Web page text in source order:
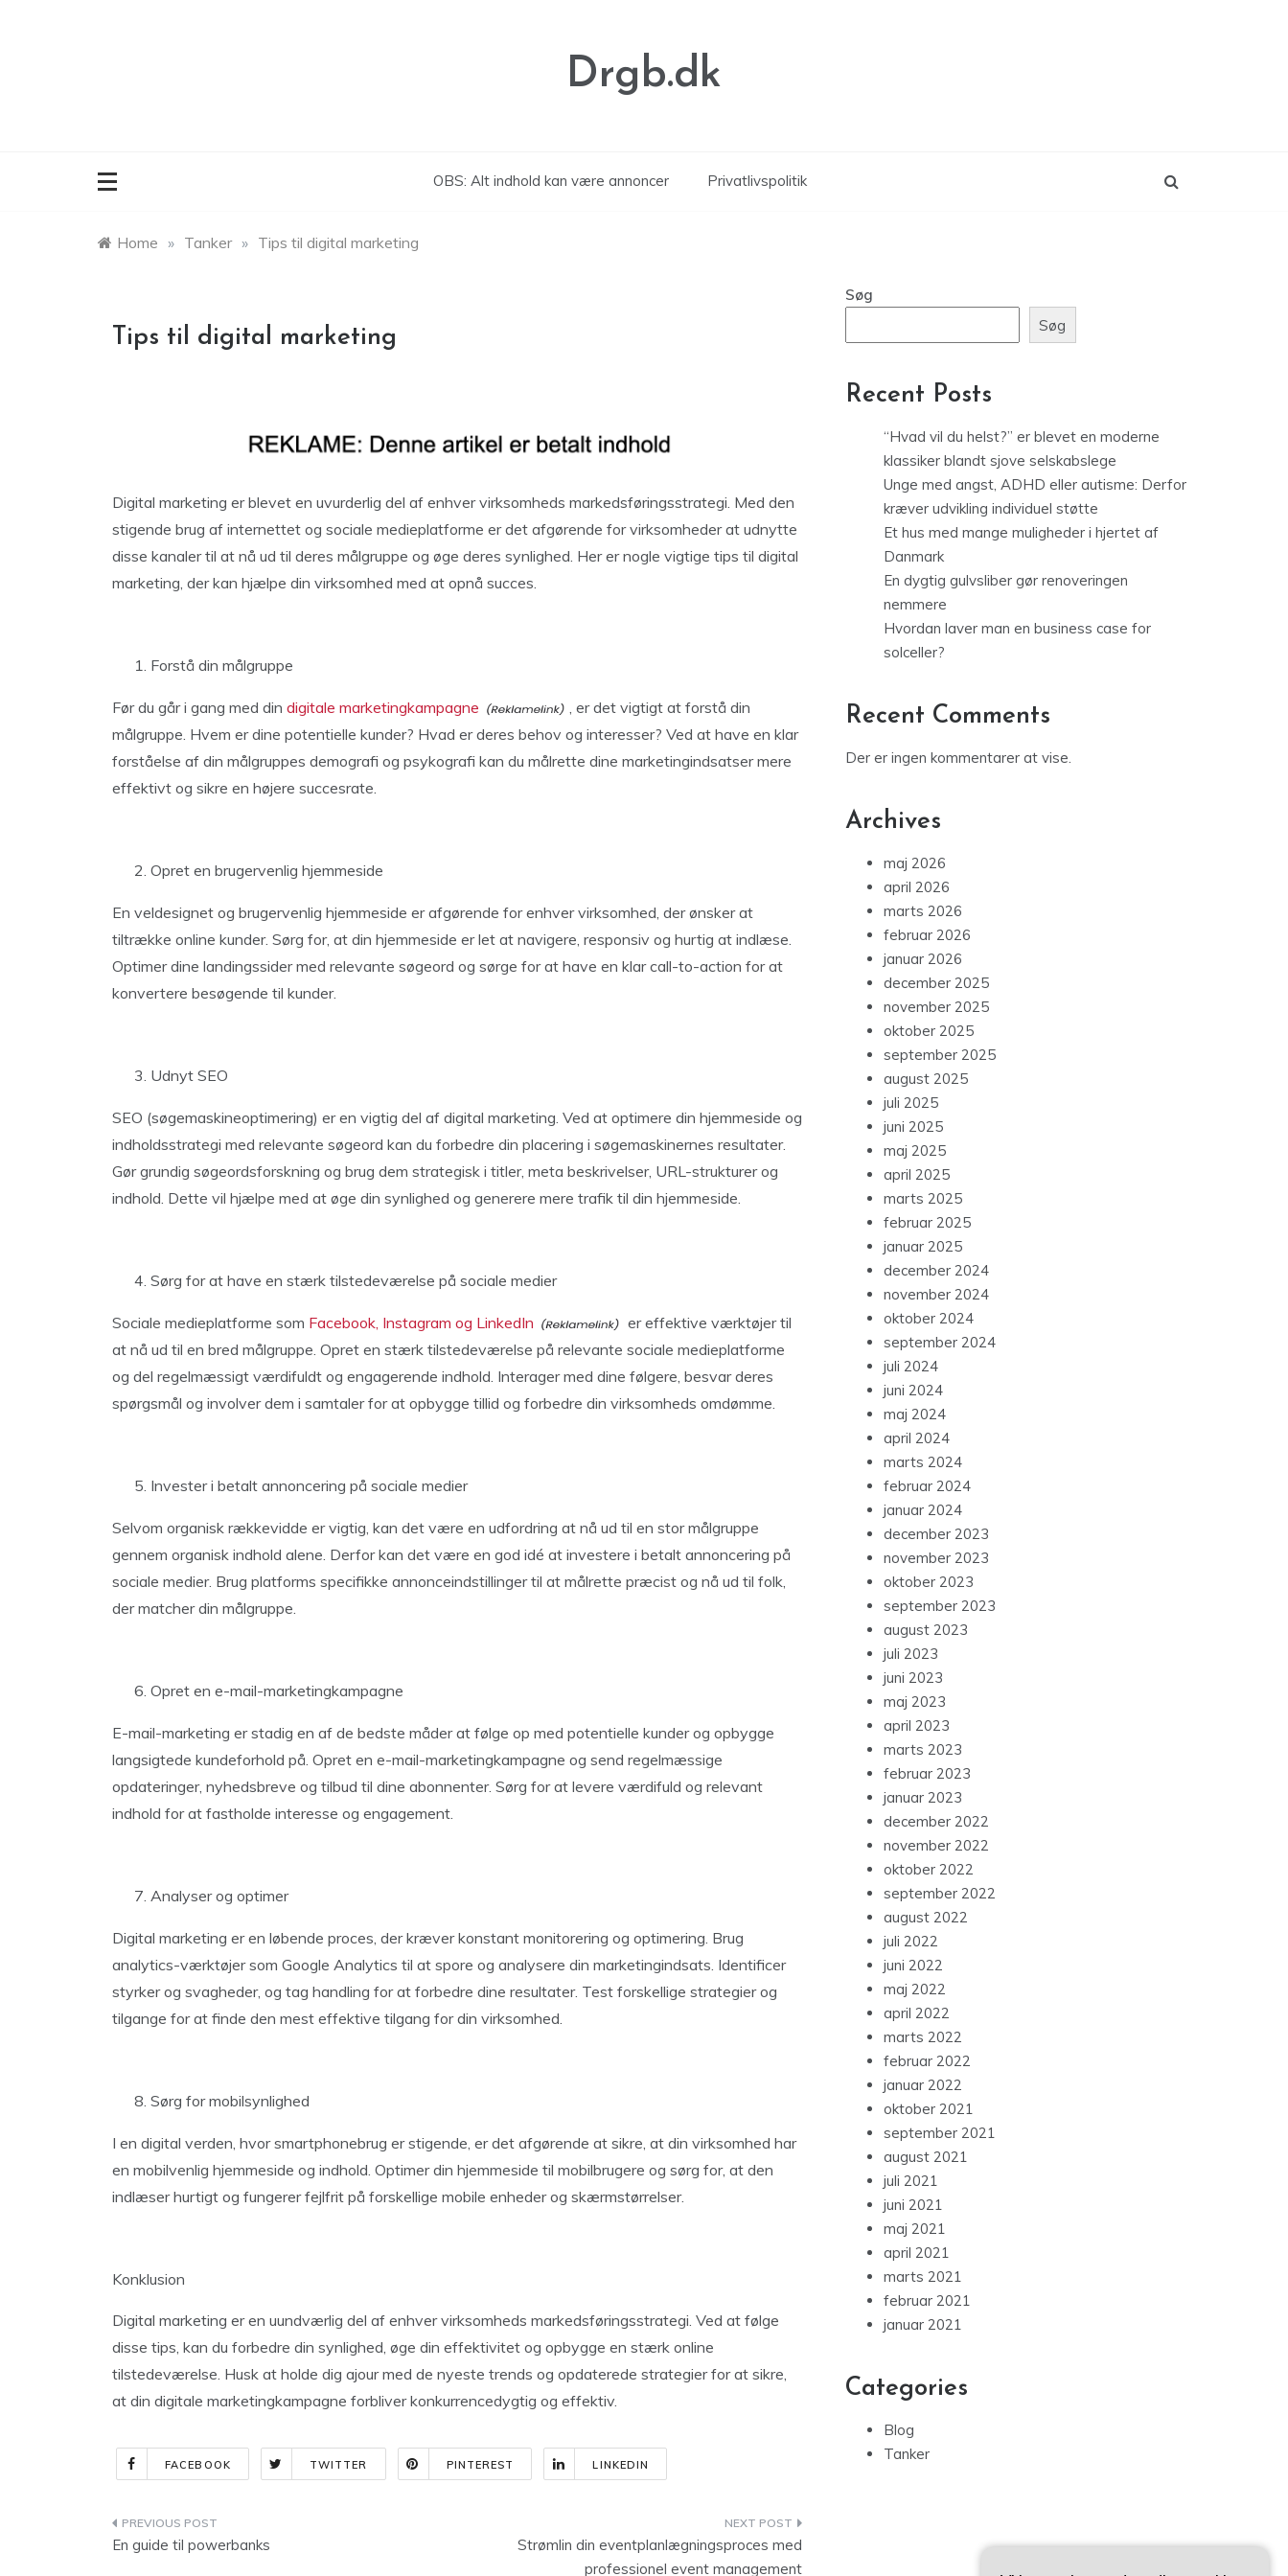
Drgb.dk
OBS: Alt indhold kan være annoncer Privatlivspolitik
Home » Tanker » Tips til digital marketing
Tips til digital marketing
Digital marketing er blevet en uvurderlig del af enhver virksomheds markedsføringsstrategi. Med den
stigende brug af internettet og sociale medieplatforme er det afgørende for virksomheder at udnytte
disse kanaler til at nå ud til deres målgruppe og øge deres synlighed. Her er nogle vigtige tips til digital
marketing, der kan hjælpe din virksomhed med at opnå succes.
Forstå din målgruppe
Før du går i gang med din digitale marketingkampagne
, er det vigtigt at forstå din
målgruppe. Hvem er dine potentielle kunder? Hvad er deres behov og interesser? Ved at have en klar
forståelse af din målgruppes demografi og psykografi kan du målrette dine marketingindsatser mere
effektivt og sikre en højere succesrate.
Opret en brugervenlig hjemmeside
En veldesignet og brugervenlig hjemmeside er afgørende for enhver virksomhed, der ønsker at
tiltrække online kunder. Sørg for, at din hjemmeside er let at navigere, responsiv og hurtig at indlæse.
Optimer dine landingssider med relevante søgeord og sørge for at have en klar call-to-action for at
konvertere besøgende til kunder.
Udnyt SEO
SEO (søgemaskineoptimering) er en vigtig del af digital marketing. Ved at optimere din hjemmeside og
indholdsstrategi med relevante søgeord kan du forbedre din placering i søgemaskinernes resultater.
Gør grundig søgeordsforskning og brug dem strategisk i titler, meta beskrivelser, URL-strukturer og
indhold. Dette vil hjælpe med at øge din synlighed og generere mere trafik til din hjemmeside.
Sørg for at have en stærk tilstedeværelse på sociale medier
Sociale medieplatforme som Facebook, Instagram og LinkedIn
er effektive værktøjer til
at nå ud til en bred målgruppe. Opret en stærk tilstedeværelse på relevante sociale medieplatforme
og del regelmæssigt værdifuldt og engagerende indhold. Interager med dine følgere, besvar deres
spørgsmål og involver dem i samtaler for at opbygge tillid og forbedre din virksomheds omdømme.
Invester i betalt annoncering på sociale medier
Selvom organisk rækkevidde er vigtig, kan det være en udfordring at nå ud til en stor målgruppe
gennem organisk indhold alene. Derfor kan det være en god idé at investere i betalt annoncering på
sociale medier. Brug platforms specifikke annonceindstillinger til at målrette præcist og nå ud til folk,
der matcher din målgruppe.
Opret en e-mail-marketingkampagne
E-mail-marketing er stadig en af de bedste måder at følge op med potentielle kunder og opbygge
langsigtede kundeforhold på. Opret en e-mail-marketingkampagne og send regelmæssige
opdateringer, nyhedsbreve og tilbud til dine abonnenter. Sørg for at levere værdifuld og relevant
indhold for at fastholde interesse og engagement.
Analyser og optimer
Digital marketing er en løbende proces, der kræver konstant monitorering og optimering. Brug
analytics-værktøjer som Google Analytics til at spore og analysere din marketingindsats. Identificer
styrker og svagheder, og tag handling for at forbedre dine resultater. Test forskellige strategier og
tilgange for at finde den mest effektive tilgang for din virksomhed.
Sørg for mobilsynlighed
I en digital verden, hvor smartphonebrug er stigende, er det afgørende at sikre, at din virksomhed har
en mobilvenlig hjemmeside og indhold. Optimer din hjemmeside til mobilbrugere og sørg for, at den
indlæser hurtigt og fungerer fejlfrit på forskellige mobile enheder og skærmstørrelser.
Konklusion
Digital marketing er en uundværlig del af enhver virksomheds markedsføringsstrategi. Ved at følge
disse tips, kan du forbedre din synlighed, øge din effektivitet og opbygge en stærk online
tilstedeværelse. Husk at holde dig ajour med de nyeste trends og opdaterede strategier for at sikre,
at din digitale marketingkampagne forbliver konkurrencedygtig og effektiv.
FACEBOOK TWITTER PINTEREST LINKEDIN
Indlægsnavigation
En guide til powerbanks
Strømlin din eventplanlægningsproces med
professionel event management
Søg
Søg
Recent Posts
“Hvad vil du helst?” er blevet en moderne
klassiker blandt sjove selskabslege
Unge med angst, ADHD eller autisme: Derfor
kræver udvikling individuel støtte
Et hus med mange muligheder i hjertet af
Danmark
En dygtig gulvsliber gør renoveringen
nemmere
Hvordan laver man en business case for
solceller?
Recent Comments
Der er ingen kommentarer at vise.
Archives
maj 2026
april 2026
marts 2026
februar 2026
januar 2026
december 2025
november 2025
oktober 2025
september 2025
august 2025
juli 2025
juni 2025
maj 2025
april 2025
marts 2025
februar 2025
januar 2025
december 2024
november 2024
oktober 2024
september 2024
juli 2024
juni 2024
maj 2024
april 2024
marts 2024
februar 2024
januar 2024
december 2023
november 2023
oktober 2023
september 2023
august 2023
juli 2023
juni 2023
maj 2023
april 2023
marts 2023
februar 2023
januar 2023
december 2022
november 2022
oktober 2022
september 2022
august 2022
juli 2022
juni 2022
maj 2022
april 2022
marts 2022
februar 2022
januar 2022
oktober 2021
september 2021
august 2021
juli 2021
juni 2021
maj 2021
april 2021
marts 2021
februar 2021
januar 2021
Categories
Blog
Tanker